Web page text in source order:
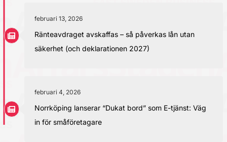
februari 13, 2026
Ränteavdraget avskaffas – så påverkas lån utan
säkerhet (och deklarationen 2027)
februari 4, 2026
Norrköping lanserar “Dukat bord” som E-tjänst: Väg
in för småföretagare